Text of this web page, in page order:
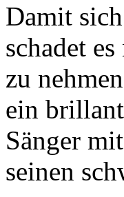
Damit
schadet
zu
ein
Sänger
seinen